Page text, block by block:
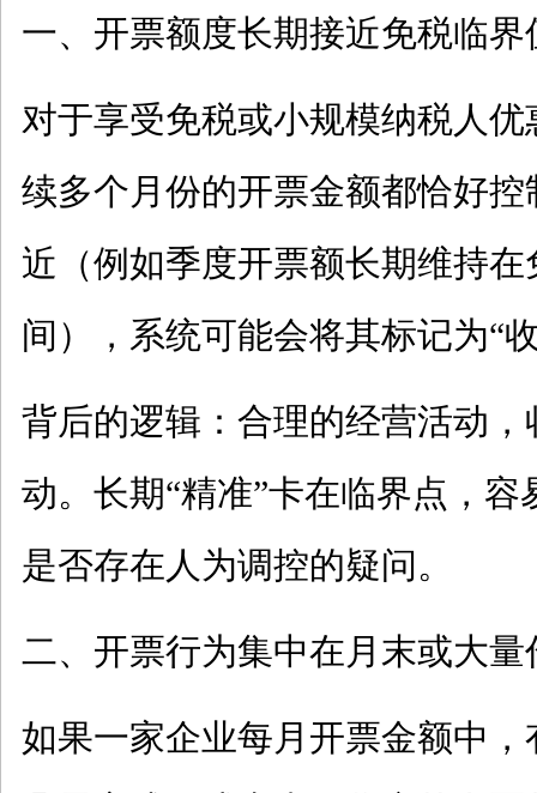
一、开票额度长期接近免税临界
对于享受免税或小规模纳税人
续多个月份的开票金额都恰好
近（例如季度开票额长期维持在
间），系统可能会将其标记为“
背后的逻辑：合理的经营活动
动。长期“精准”卡在临界点，
是否存在人为调控的疑问。
二、开票行为集中在月末或大量
如果一家企业每月开票金额中